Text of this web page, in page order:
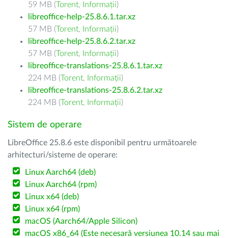
59 MB (Torent, Informații)
libreoffice-help-25.8.6.1.tar.xz
57 MB (Torent, Informații)
libreoffice-help-25.8.6.2.tar.xz
57 MB (Torent, Informații)
libreoffice-translations-25.8.6.1.tar.xz
224 MB (Torent, Informații)
libreoffice-translations-25.8.6.2.tar.xz
224 MB (Torent, Informații)
Sistem de operare
LibreOffice 25.8.6 este disponibil pentru următoarele
arhitecturi/sisteme de operare:
Linux Aarch64 (deb)
Linux Aarch64 (rpm)
Linux x64 (deb)
Linux x64 (rpm)
macOS (Aarch64/Apple Silicon)
macOS x86_64 (Este necesară versiunea 10.14 sau mai